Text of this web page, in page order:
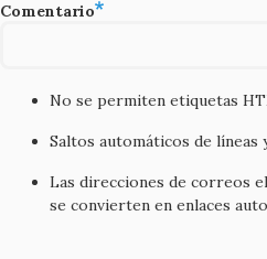
Comentario
No se permiten etiquetas
Saltos automáticos de líneas
Las direcciones de correos
se convierten en enlaces